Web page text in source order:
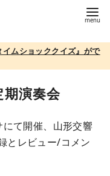
ムショッククイズ』がで
演奏会
て開催、山形交響
とレビュー/コメン